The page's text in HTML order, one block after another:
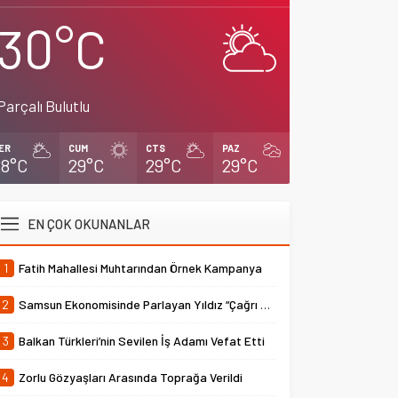
Bulutlu
CUM
29°C
CTS
29°C
PAZ
29°C
EN ÇOK OKUNANLAR
1 Fatih Mahallesi Muhtarından Örnek Kampanya
2 Samsun Ekonomisinde Parlayan Yıldız “Çağrı Temper”
3 Balkan Türkleri’nin Sevilen İş Adamı Vefat Etti
4 Zorlu Gözyaşları Arasında Toprağa Verildi